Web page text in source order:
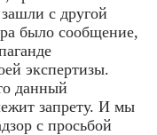
с другой
было сообщение,
экспертизы.
данный
запрету. И мы
с просьбой